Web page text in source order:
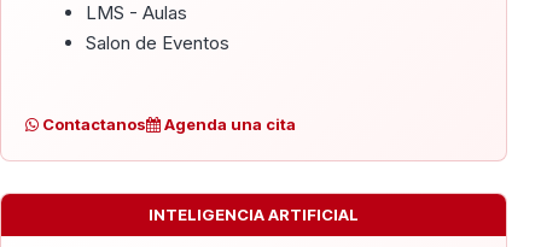
LMS - Aulas
Salon de Eventos
Contactanos Agenda una cita
INTELIGENCIA ARTIFICIAL